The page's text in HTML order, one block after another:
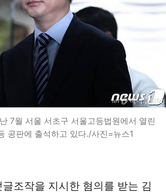
7월 서울 서초구 서울고등법원에서 열린
공판에 출석하고 있다./사진=뉴스1
조작을 지시한 혐의를 받는 김